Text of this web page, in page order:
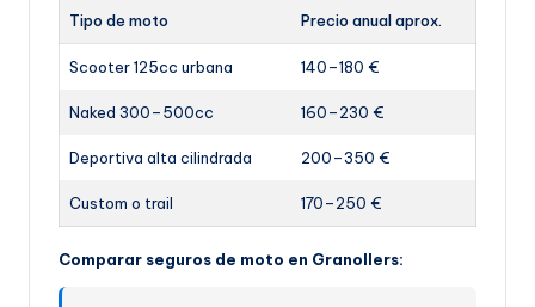
Tipo de moto Precio anual aprox.
Scooter 125cc urbana 140–180 €
Naked 300–500cc 160–230 €
Deportiva alta cilindrada 200–350 €
Custom o trail 170–250 €
Comparar seguros de moto en Granollers: